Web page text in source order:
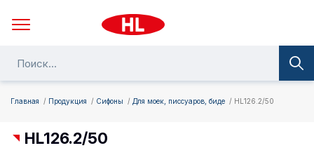
Главная Продукция Сифоны Для моек, писсуаров, биде HL126.2/50
HL126.2/50